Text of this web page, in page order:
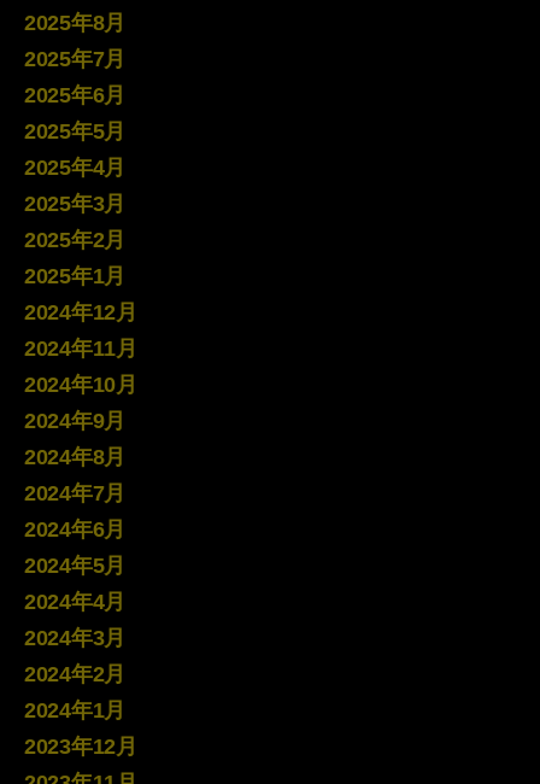
2025年8月
2025年7月
2025年6月
2025年5月
2025年4月
2025年3月
2025年2月
2025年1月
2024年12月
2024年11月
2024年10月
2024年9月
2024年8月
2024年7月
2024年6月
2024年5月
2024年4月
2024年3月
2024年2月
2024年1月
2023年12月